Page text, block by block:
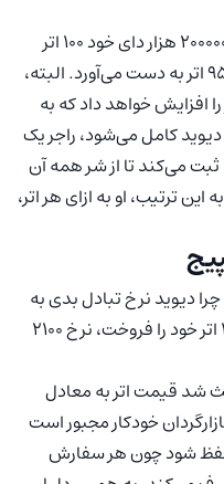
دیوید پیش‌بینی کرده بود که به ازای ۲۰۰۰۰۰ هزار دای خود ۱۰۰ اتر
دریافت می‌کند، اما حالا فقط تقریبا ۹۵ اتر به دست می‌آورد. البته،
افزایش خواهد داد که به
کامل می‌شود، راجر یک
می‌کند تا از شر همه آن
ترتیب، او به ازای هر اتر،
دیوید نرخ تبادل بدی به
دست آورد و ضرر کرد اما وقتی راجر ۱۰۰ اتر خود را فروخت، نرخ ۲۱۰۰
شد قیمت اتر به معادل
بازارگردان خودکار مجبور است
حفظ شود چون هر سفارش